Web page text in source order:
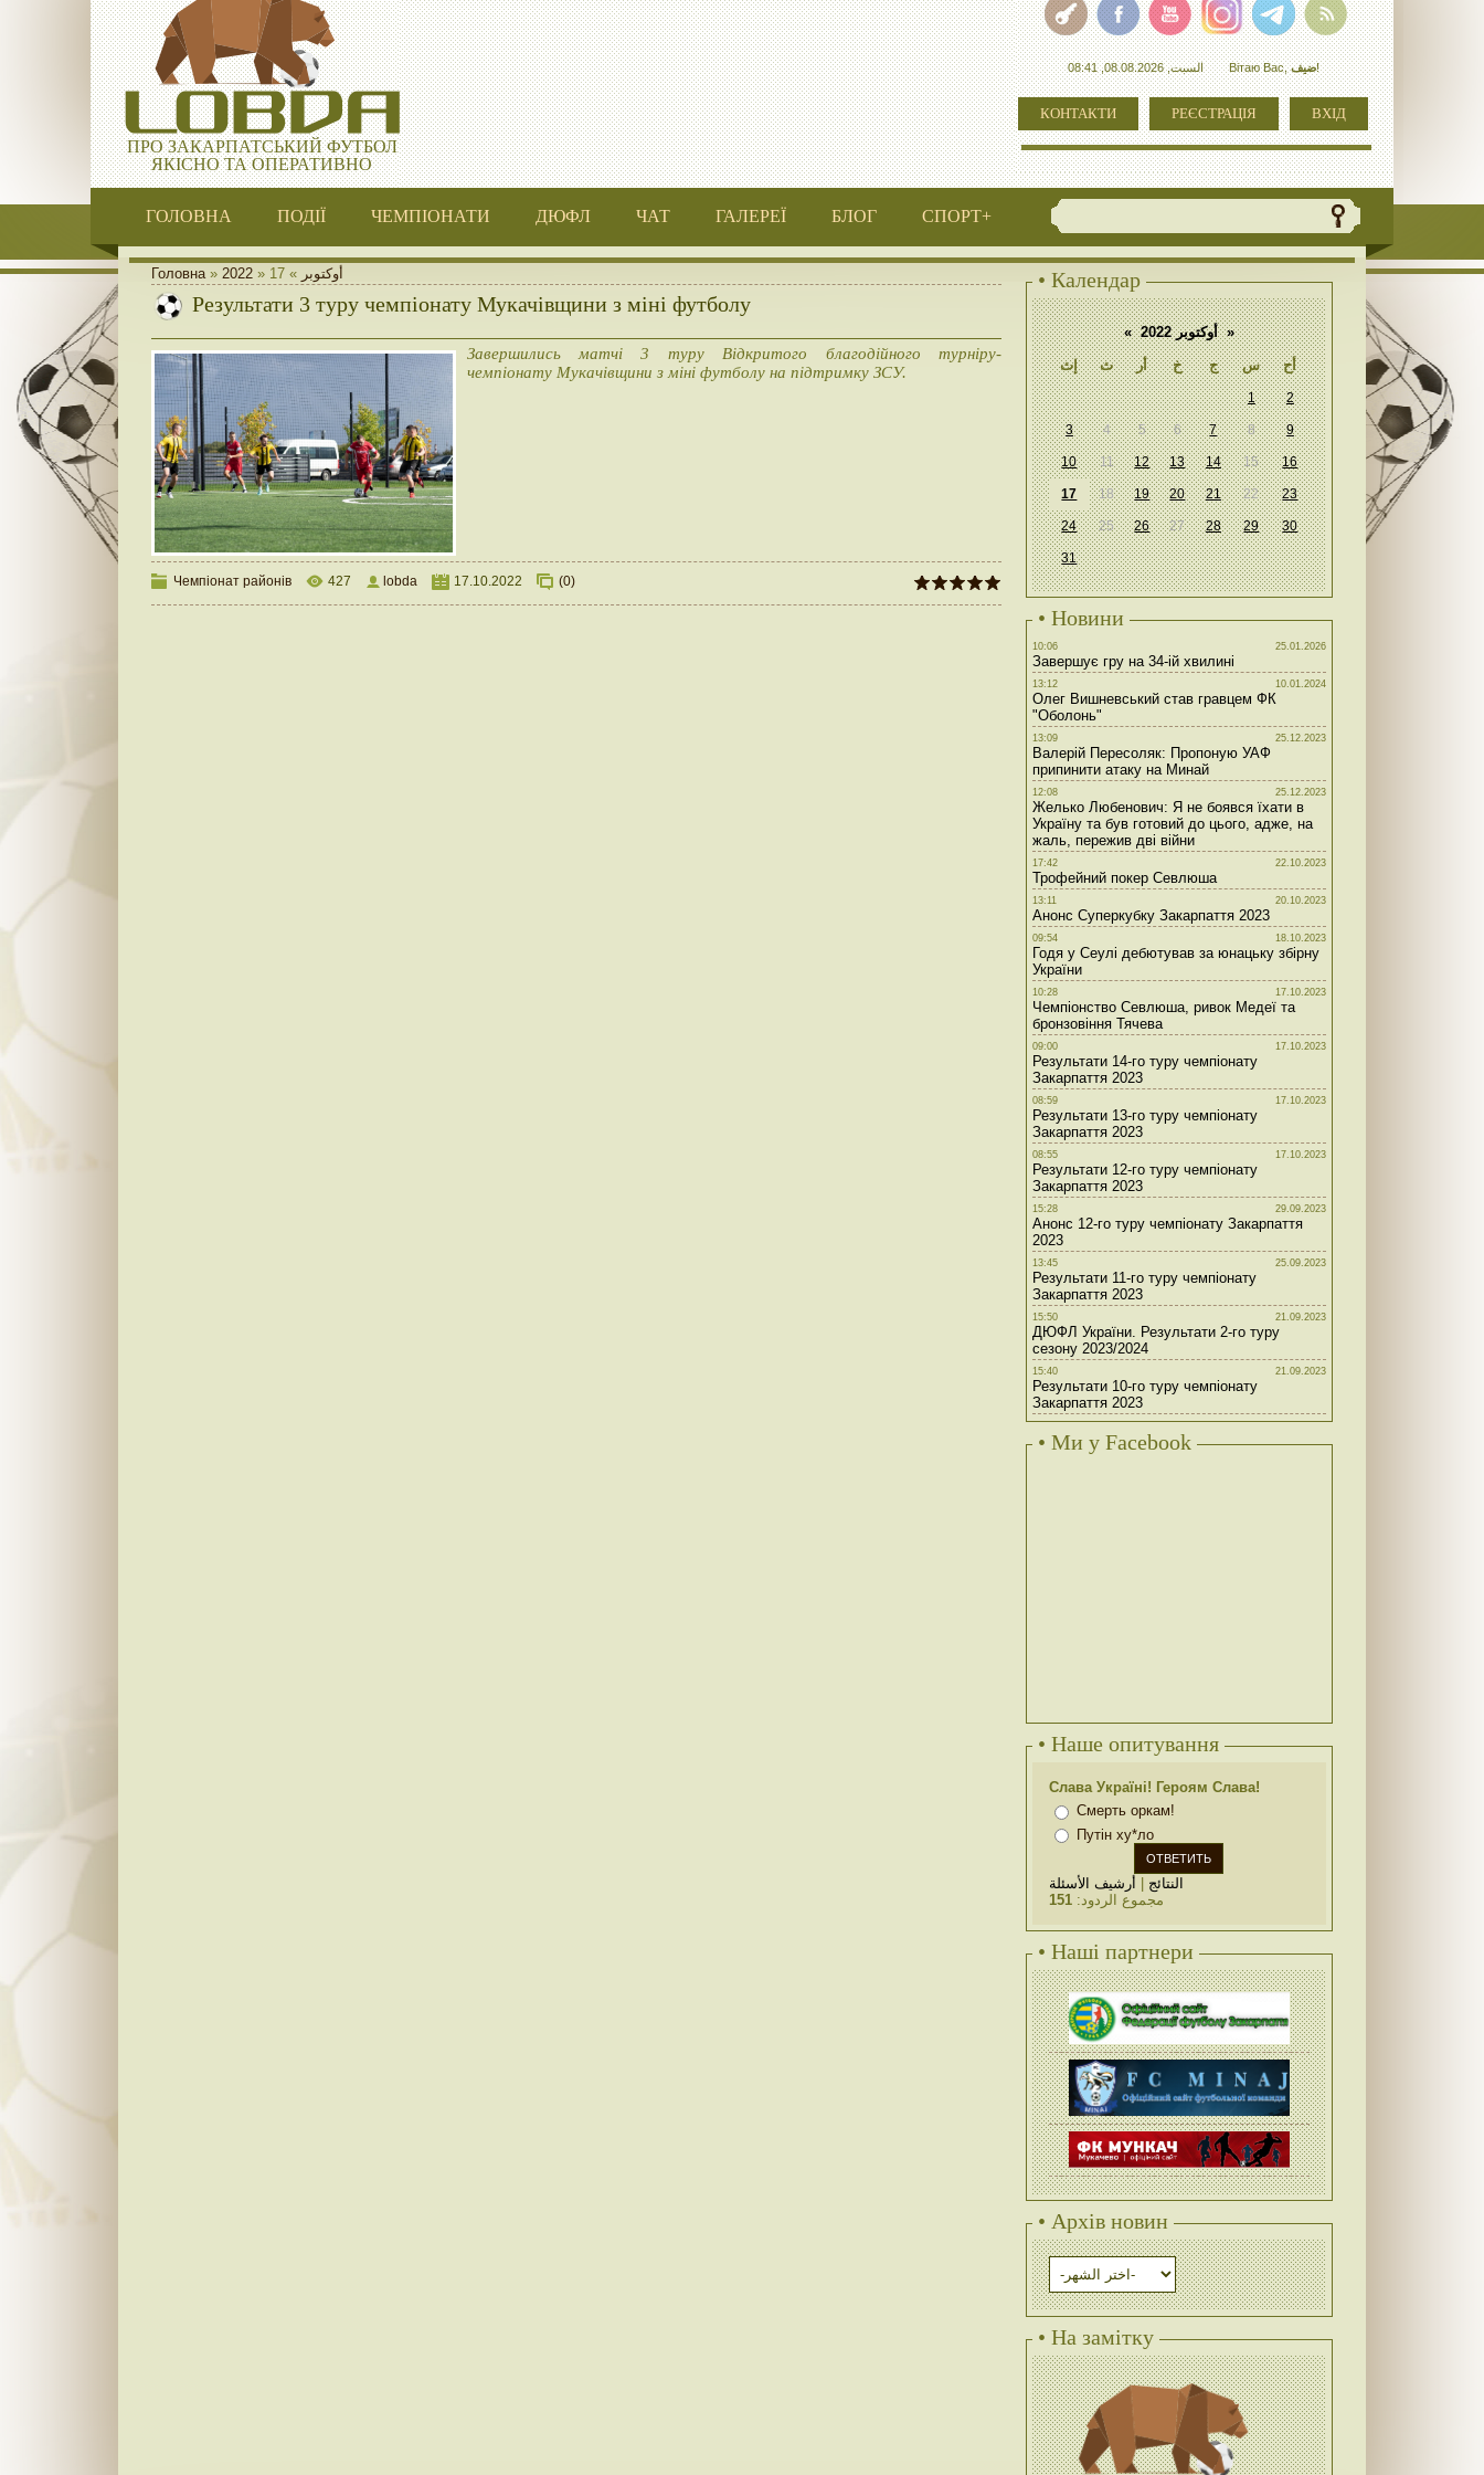
ПРО ЗАКАРПАТСЬКИЙ ФУТБОЛ
ЯКІСНО ТА ОПЕРАТИВНО
السبت, 08.08.2026, 08:41 Вітаю Вас,ضيف!
КОНТАКТИ РЕЄСТРАЦІЯ ВХІД
ГОЛОВНА ПОДІЇ ЧЕМПІОНАТИ ДЮФЛ ЧАТ ГАЛЕРЕЇ БЛОГ СПОРТ+
Головна» 2022 » أوكتوبر »
17
Результати 3 туру чемпіонату Мукачівщини з міні футболу
Завершились матчі 3 туру Відкритого благодійного турніру-
чемпіонату Мукачівщини з міні футболу на підтримку ЗСУ.
Чемпіонат районів 427 lobda 17.10.2022 (0)
• Календар
« أوكتوبر 2022
»
إث
ث أر خ ج س أح
1 2
3 4 5 6 7 8 9
10 11 12 13 14 15 16
17 18 19 20 21 22 23
24 25 26 27 28 29 30
31
• Новини
10:06 25.01.2026
Завершує гру на 34-ій хвилині
13:12 10.01.2024
Олег Вишневський став гравцем ФК
"Оболонь"
13:09 25.12.2023
Валерій Пересоляк: Пропоную УАФ
припинити атаку на Минай
12:08 25.12.2023
Желько Любенович: Я не боявся їхати в
Україну та був готовий до цього, адже, на
жаль, пережив дві війни
17:42 22.10.2023
Трофейний покер Севлюша
13:11 20.10.2023
Анонс Суперкубку Закарпаття 2023
09:54 18.10.2023
Годя у Сеулі дебютував за юнацьку збірну
України
10:28 17.10.2023
Чемпіонство Севлюша, ривок Медеї та
бронзовіння Тячева
09:00 17.10.2023
Результати 14-го туру чемпіонату
Закарпаття 2023
08:59 17.10.2023
Результати 13-го туру чемпіонату
Закарпаття 2023
08:55 17.10.2023
Результати 12-го туру чемпіонату
Закарпаття 2023
15:28 29.09.2023
Анонс 12-го туру чемпіонату Закарпаття
2023
13:45 25.09.2023
Результати 11-го туру чемпіонату
Закарпаття 2023
15:50 21.09.2023
ДЮФЛ України. Результати 2-го туру
сезону 2023/2024
15:40 21.09.2023
Результати 10-го туру чемпіонату
Закарпаття 2023
• Ми у Facebook
• Наше опитування
Слава Україні! Героям Слава!
Смерть оркам!
Путін ху*ло
النتائج
أرشيف الأسئلة
مجموع الردود:151
• Наші партнери
• Архів новин
• На замітку